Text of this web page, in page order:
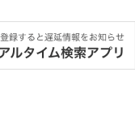
解消。
ね
数